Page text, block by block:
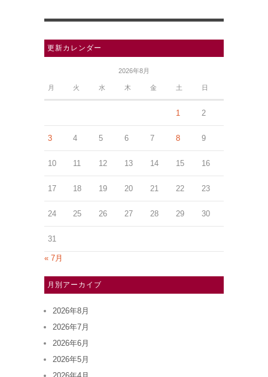
更新カレンダー
2026年8月
月 火 水 木 金 土 日
1 2
3 4 5 6 7 8 9
10 11 12 13 14 15 16
17 18 19 20 21 22 23
24 25 26 27 28 29 30
31
« 7月
月別アーカイブ
2026年8月
2026年7月
2026年6月
2026年5月